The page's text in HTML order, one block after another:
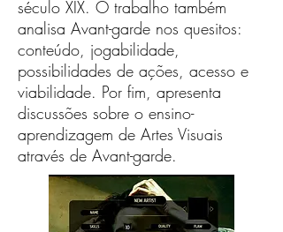
século XIX. O trabalho também
analisa Avant-garde nos quesitos:
conteúdo, jogabilidade,
possibilidades de ações, acesso e
viabilidade. Por fim, apresenta
discussões sobre o ensino-
aprendizagem de Artes Visuais
através de Avant-garde.